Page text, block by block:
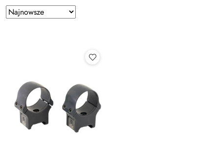
Zastosowano
sortowanie:
Sortuj
według